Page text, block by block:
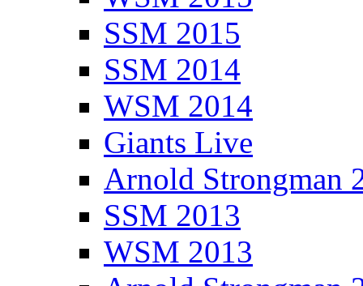
SSM 2015
SSM 2014
WSM 2014
Giants Live
Arnold Strongman
SSM 2013
WSM 2013